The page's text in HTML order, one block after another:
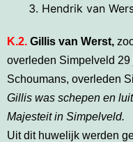
Hendrik van
K.2. Gillis van Werst,
overleden Simpelveld
Schoumans, overleden
Gillis was schepen en
Majesteit in Simpelveld.
Uit dit huwelijk werden